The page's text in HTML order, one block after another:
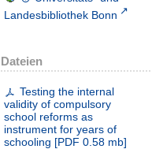
Landesbibliothek Bonn
Dateien
Testing the internal
validity of compulsory
school reforms as
instrument for years of
schooling [PDF 0.58 mb]